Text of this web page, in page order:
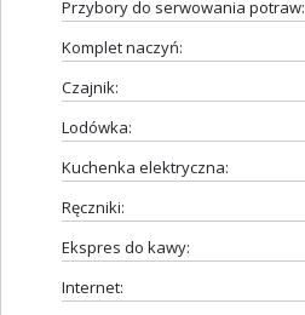
Przybory do serwowania potraw:
Komplet naczyń:
Czajnik:
Lodówka:
Kuchenka elektryczna:
Ręczniki:
Ekspres do kawy:
Internet: